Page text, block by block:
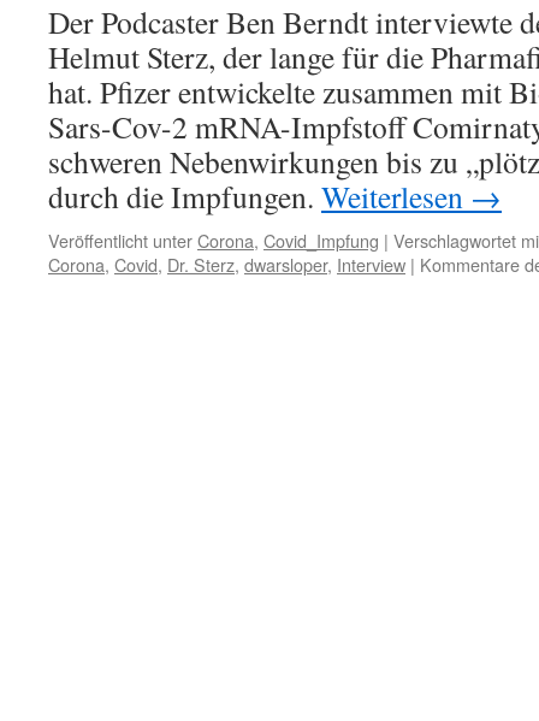
Der Podcaster Ben Berndt interviewte
Helmut Sterz, der lange für die
hat. Pfizer entwickelte zusammen mit
Sars-Cov-2 mRNA-Impfstoff
schweren Nebenwirkungen bis zu
durch die Impfungen. Weiterlesen →
Veröffentlicht unterCorona, Covid_Impfung | Verschlagwortet
Corona, Covid, Dr. Sterz, dwarsloper, Interview | Kommentare